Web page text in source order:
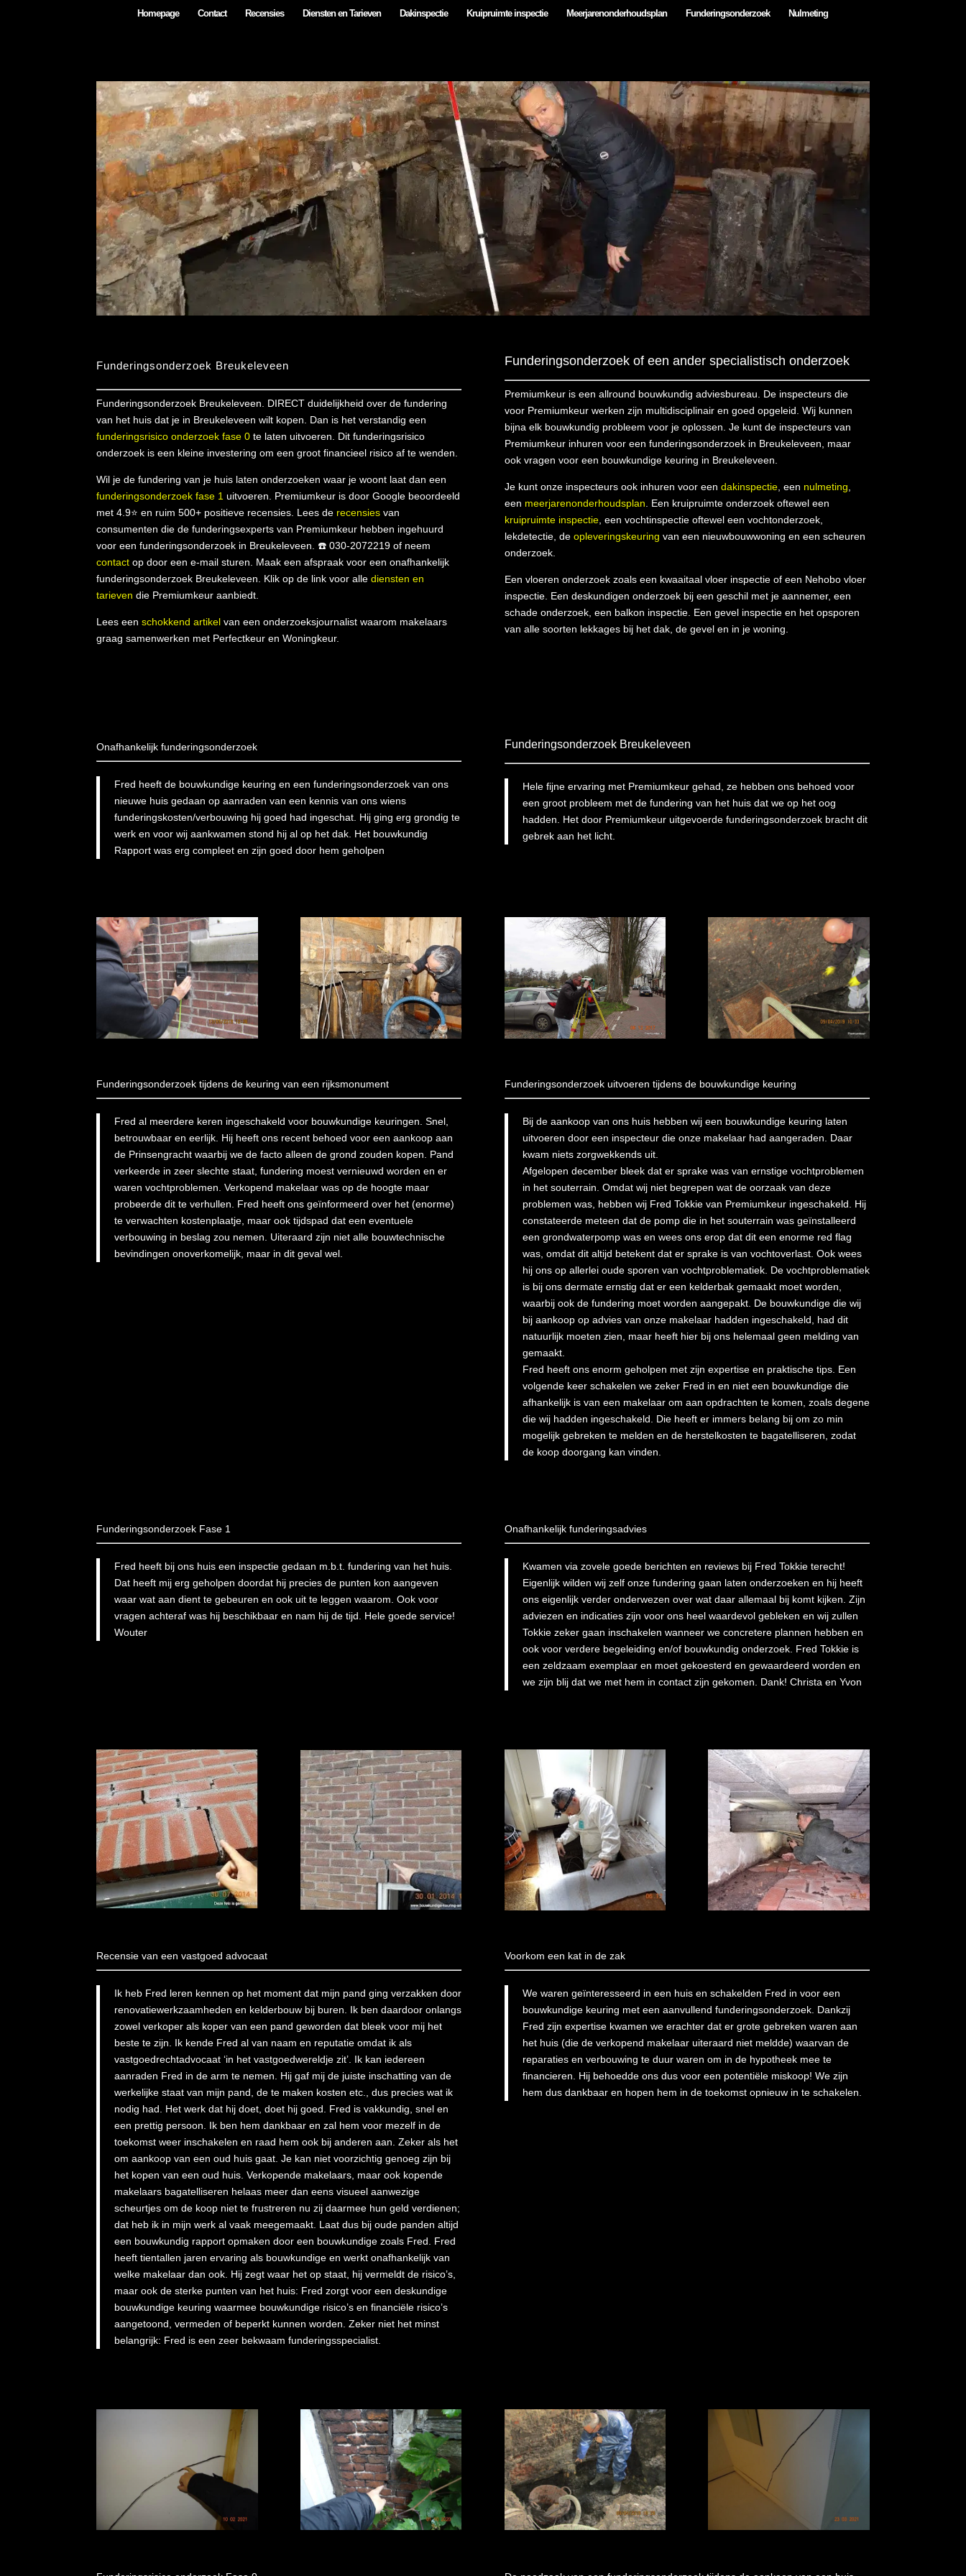
Homepage Contact Recensies Diensten en Tarieven Dakinspectie Kruipruimte inspectie Meerjarenonderhoudsplan Funderingsonderzoek Nulmeting
Funderingsonderzoek Breukeleveen
Funderingsonderzoek Breukeleveen. DIRECT duidelijkheid over de fundering
van het huis dat je in Breukeleveen wilt kopen. Dan is het verstandig een
funderingsrisico onderzoek fase 0te laten uitvoeren. Dit funderingsrisico
onderzoek is een kleine investering om een groot financieel risico af te wenden.
Wil je de fundering van je huis laten onderzoeken waar je woont laat dan een
funderingsonderzoek fase 1 uitvoeren. Premiumkeur is door Google beoordeeld
met 4.9⭐ en ruim 500+ positieve recensies. Lees de recensies van
consumenten die de funderingsexperts van Premiumkeur hebben ingehuurd
voor een funderingsonderzoek in Breukeleveen. ☎️ 030-2072219 of neem
contact op door een e-mail sturen. Maak een afspraak voor een onafhankelijk
funderingsonderzoek Breukeleveen. Klik op de link voor allediensten en
tarieven die Premiumkeur aanbiedt.
Lees eenschokkend artikel van een onderzoeksjournalist waarom makelaars
graag samenwerken met Perfectkeur en Woningkeur.
Funderingsonderzoek of een ander specialistisch onderzoek
Premiumkeur is een allround bouwkundig adviesbureau. De inspecteurs die
voor Premiumkeur werken zijn multidisciplinair en goed opgeleid. Wij kunnen
bijna elk bouwkundig probleem voor je oplossen. Je kunt de inspecteurs van
Premiumkeur inhuren voor een funderingsonderzoek in Breukeleveen, maar
ook vragen voor een bouwkundige keuring in Breukeleveen.
Je kunt onze inspecteurs ook inhuren voor een dakinspectie, een nulmeting
een meerjarenonderhoudsplan . Een kruipruimte onderzoek oftewel een
kruipruimte inspectie, een vochtinspectie oftewel een vochtonderzoek,
lekdetectie, de opleveringskeuring van een nieuwbouwwoning en een scheuren
onderzoek.
Een vloeren onderzoek zoals een kwaaitaal vloer inspectie of een Nehobo vloer
inspectie. Een deskundigen onderzoek bij een geschil met je aannemer, een
schade onderzoek, een balkon inspectie. Een gevel inspectie en het opsporen
van alle soorten lekkages bij het dak, de gevel en in je woning.
Onafhankelijk funderingsonderzoek
Fred heeft de bouwkundige keuring en een funderingsonderzoek van ons
nieuwe huis gedaan op aanraden van een kennis van ons wiens
funderingskosten/verbouwing hij goed had ingeschat. Hij ging erg grondig te
werk en voor wij aankwamen stond hij al op het dak. Het bouwkundig
Rapport was erg compleet en zijn goed door hem geholpen
Funderingsonderzoek Breukeleveen
Hele fijne ervaring met Premiumkeur gehad, ze hebben ons behoed voor
een groot probleem met de fundering van het huis dat we op het oog
hadden. Het door Premiumkeur uitgevoerde funderingsonderzoek bracht dit
gebrek aan het licht.
Funderingsonderzoek tijdens de keuring van een rijksmonument
Fred al meerdere keren ingeschakeld voor bouwkundige keuringen. Snel,
betrouwbaar en eerlijk. Hij heeft ons recent behoed voor een aankoop aan
de Prinsengracht waarbij we de facto alleen de grond zouden kopen. Pand
verkeerde in zeer slechte staat, fundering moest vernieuwd worden en er
waren vochtproblemen. Verkopend makelaar was op de hoogte maar
probeerde dit te verhullen. Fred heeft ons geïnformeerd over het (enorme)
te verwachten kostenplaatje, maar ook tijdspad dat een eventuele
verbouwing in beslag zou nemen. Uiteraard zijn niet alle bouwtechnische
bevindingen onoverkomelijk, maar in dit geval wel.
Funderingsonderzoek uitvoeren tijdens de bouwkundige keuring
Bij de aankoop van ons huis hebben wij een bouwkundige keuring laten
uitvoeren door een inspecteur die onze makelaar had aangeraden. Daar
kwam niets zorgwekkends uit.
Afgelopen december bleek dat er sprake was van ernstige vochtproblemen
in het souterrain. Omdat wij niet begrepen wat de oorzaak van deze
problemen was, hebben wij Fred Tokkie van Premiumkeur ingeschakeld. Hij
constateerde meteen dat de pomp die in het souterrain was geïnstalleerd
een grondwaterpomp was en wees ons erop dat dit een enorme red flag
was, omdat dit altijd betekent dat er sprake is van vochtoverlast. Ook wees
hij ons op allerlei oude sporen van vochtproblematiek. De vochtproblematiek
is bij ons dermate ernstig dat er een kelderbak gemaakt moet worden,
waarbij ook de fundering moet worden aangepakt. De bouwkundige die wij
bij aankoop op advies van onze makelaar hadden ingeschakeld, had dit
natuurlijk moeten zien, maar heeft hier bij ons helemaal geen melding van
gemaakt.
Fred heeft ons enorm geholpen met zijn expertise en praktische tips. Een
volgende keer schakelen we zeker Fred in en niet een bouwkundige die
afhankelijk is van een makelaar om aan opdrachten te komen, zoals degene
die wij hadden ingeschakeld. Die heeft er immers belang bij om zo min
mogelijk gebreken te melden en de herstelkosten te bagatelliseren, zodat
de koop doorgang kan vinden.
Funderingsonderzoek Fase 1
Fred heeft bij ons huis een inspectie gedaan m.b.t. fundering van het huis.
Dat heeft mij erg geholpen doordat hij precies de punten kon aangeven
waar wat aan dient te gebeuren en ook uit te leggen waarom. Ook voor
vragen achteraf was hij beschikbaar en nam hij de tijd. Hele goede service!
Wouter
Onafhankelijk funderingsadvies
Kwamen via zovele goede berichten en reviews bij Fred Tokkie terecht!
Eigenlijk wilden wij zelf onze fundering gaan laten onderzoeken en hij heeft
ons eigenlijk verder onderwezen over wat daar allemaal bij komt kijken. Zijn
adviezen en indicaties zijn voor ons heel waardevol gebleken en wij zullen
Tokkie zeker gaan inschakelen wanneer we concretere plannen hebben en
ook voor verdere begeleiding en/of bouwkundig onderzoek. Fred Tokkie is
een zeldzaam exemplaar en moet gekoesterd en gewaardeerd worden en
we zijn blij dat we met hem in contact zijn gekomen. Dank! Christa en Yvon
Recensie van een vastgoed advocaat
Ik heb Fred leren kennen op het moment dat mijn pand ging verzakken door
renovatiewerkzaamheden en kelderbouw bij buren. Ik ben daardoor onlangs
zowel verkoper als koper van een pand geworden dat bleek voor mij het
beste te zijn. Ik kende Fred al van naam en reputatie omdat ik als
vastgoedrechtadvocaat ‘in het vastgoedwereldje zit’. Ik kan iedereen
aanraden Fred in de arm te nemen. Hij gaf mij de juiste inschatting van de
werkelijke staat van mijn pand, de te maken kosten etc., dus precies wat ik
nodig had. Het werk dat hij doet, doet hij goed. Fred is vakkundig, snel en
een prettig persoon. Ik ben hem dankbaar en zal hem voor mezelf in de
toekomst weer inschakelen en raad hem ook bij anderen aan. Zeker als het
om aankoop van een oud huis gaat. Je kan niet voorzichtig genoeg zijn bij
het kopen van een oud huis. Verkopende makelaars, maar ook kopende
makelaars bagatelliseren helaas meer dan eens visueel aanwezige
scheurtjes om de koop niet te frustreren nu zij daarmee hun geld verdienen;
dat heb ik in mijn werk al vaak meegemaakt. Laat dus bij oude panden altijd
een bouwkundig rapport opmaken door een bouwkundige zoals Fred. Fred
heeft tientallen jaren ervaring als bouwkundige en werkt onafhankelijk van
welke makelaar dan ook. Hij zegt waar het op staat, hij vermeldt de risico’s,
maar ook de sterke punten van het huis: Fred zorgt voor een deskundige
bouwkundige keuring waarmee bouwkundige risico’s en financiële risico’s
aangetoond, vermeden of beperkt kunnen worden. Zeker niet het minst
belangrijk: Fred is een zeer bekwaam funderingsspecialist.
Voorkom een kat in de zak
We waren geïnteresseerd in een huis en schakelden Fred in voor een
bouwkundige keuring met een aanvullend funderingsonderzoek. Dankzij
Fred zijn expertise kwamen we erachter dat er grote gebreken waren aan
het huis (die de verkopend makelaar uiteraard niet meldde) waarvan de
reparaties en verbouwing te duur waren om in de hypotheek mee te
financieren. Hij behoedde ons dus voor een potentiële miskoop! We zijn
hem dus dankbaar en hopen hem in de toekomst opnieuw in te schakelen.